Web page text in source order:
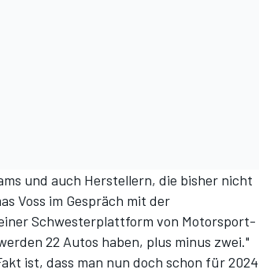
und auch Herstellern, die bisher nicht
Voss im Gespräch mit der
Schwesterplattform von Motorsport-
22 Autos haben, plus minus zwei."
ist, dass man nun doch schon für 2024